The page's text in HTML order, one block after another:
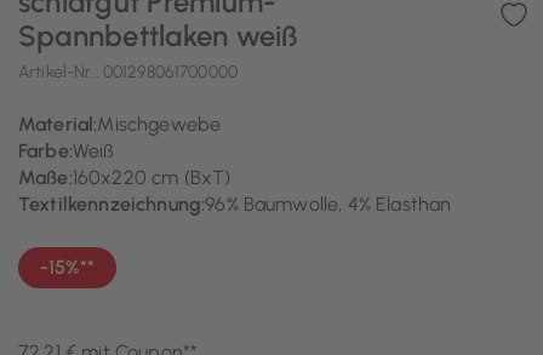
Spannbettlaken weiß
Artikel-Nr.: 001298061700000
Material:Mischgewebe
Farbe:Weiß
Maße:160x220 cm (BxT)
Textilkennzeichnung:96% Baumwolle, 4% Elasthan
-15%**